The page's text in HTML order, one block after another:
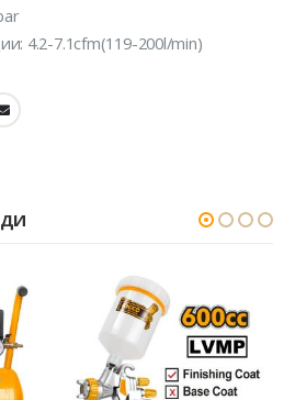
4.2-7.1cfm(119-200l/min)